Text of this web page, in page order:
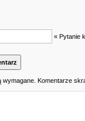
« Pytanie
wymagane. Komentarze